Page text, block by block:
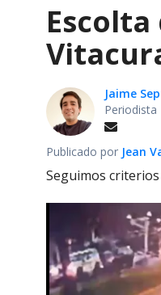
Jaime
Periodista
Publicado por Jean
Seguimos criterios